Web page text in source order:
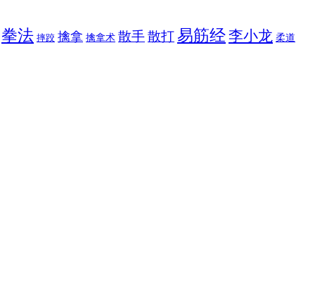
拳法 摔跤 擒拿 擒拿术 散手散打易筋经李小龙 柔道